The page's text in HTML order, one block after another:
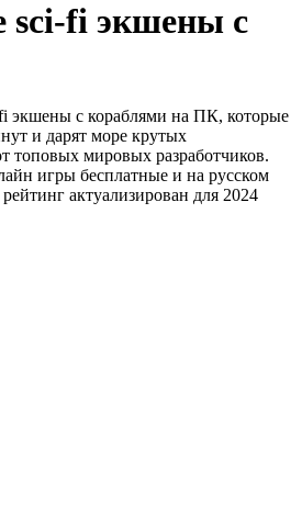
sci-fi экшены с
экшены с кораблями на ПК, которые
и дарят море крутых
топовых мировых разработчиков.
игры бесплатные и на русском
актуализирован для 2024